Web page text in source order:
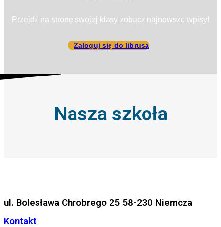
Przejdź na stronę swojej klasy zobacz najnowsze wpisy!
Zaloguj się do librusa
Nasza szkoła
ul. Bolesława Chrobrego 25 58-230 Niemcza
Kontakt